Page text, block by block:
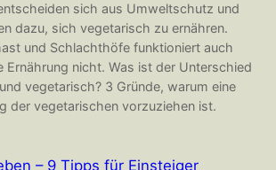
sich aus Umweltschutz und
dazu, sich vegetarisch zu ernähren.
und Schlachthöfe funktioniert auch
Ernährung nicht. Was ist der Unterschied
vegetarisch? 3 Gründe, warum eine
der vegetarischen vorzuziehen ist.